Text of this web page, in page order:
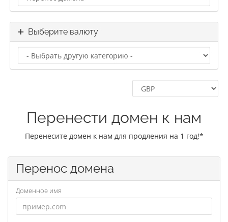
Выберите валюту
Перенести домен к нам
Перенесите домен к нам для продления на 1 год!*
Перенос домена
Доменное имя